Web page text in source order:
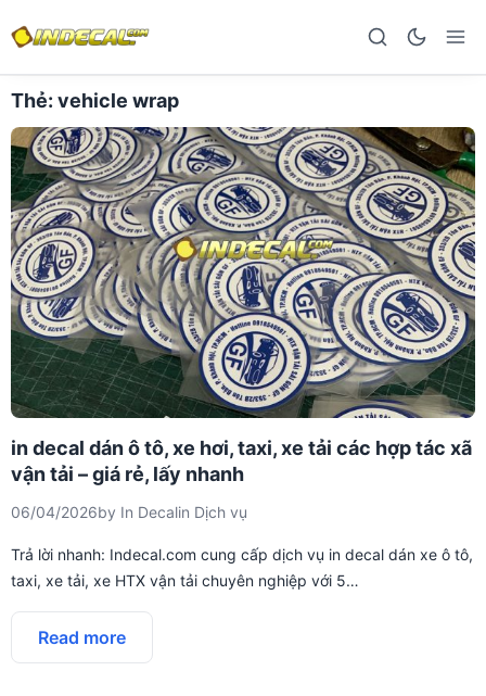
Thẻ: vehicle wrap
in decal dán ô tô, xe hơi, taxi, xe tải các hợp tác xã
vận tải – giá rẻ, lấy nhanh
06/04/2026by In Decalin Dịch vụ
Trả lời nhanh: Indecal.com cung cấp dịch vụ in decal dán xe ô tô,
taxi, xe tải, xe HTX vận tải chuyên nghiệp với 5…
Read more